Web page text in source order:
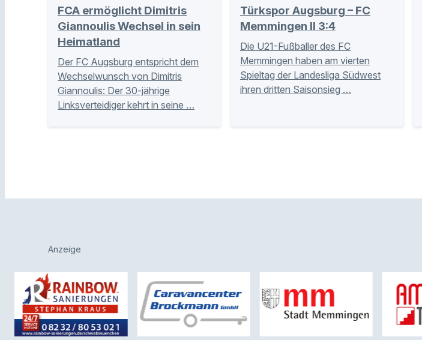
FCA ermöglicht Dimitris
Giannoulis Wechsel in sein
Heimatland
Der FC Augsburg entspricht dem
Wechselwunsch von Dimitris
Giannoulis: Der 30-jährige
Linksverteidiger kehrt in seine …
Türkspor Augsburg – FC
Memmingen II 3:4
Die U21-Fußballer des FC
Memmingen haben am vierten
Spieltag der Landesliga Südwest
ihren dritten Saisonsieg …
Anzeige